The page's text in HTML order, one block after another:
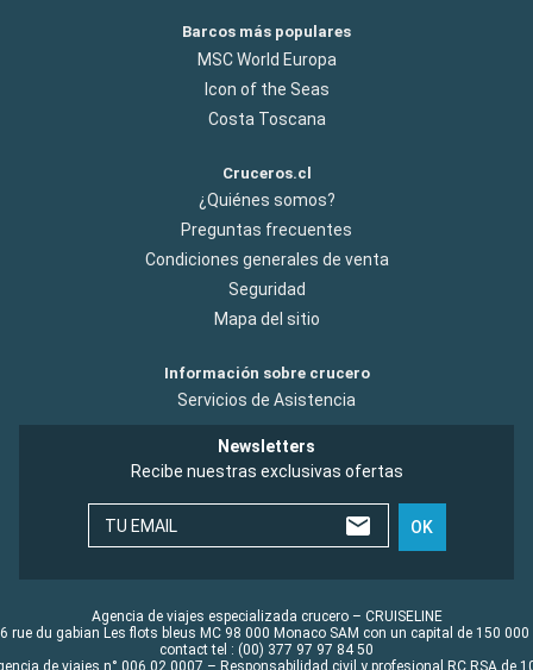
Barcos más populares
MSC World Europa
Icon of the Seas
Costa Toscana
Cruceros.cl
¿Quiénes somos?
Preguntas frecuentes
Condiciones generales de venta
Seguridad
Mapa del sitio
Información sobre crucero
Servicios de Asistencia
Newsletters
Recibe nuestras exclusivas ofertas
TU EMAIL OK
Agencia de viajes especializada crucero – CRUISELINE
rue du gabian Les flots bleus MC 98 000 Monaco SAM con un capital de 150 000
contact tel : (00) 377 97 97 84 50
de viajes n° 006 02 0007 – Responsabilidad civil y profesional RC RSA de